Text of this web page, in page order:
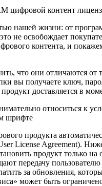
цифровой контент
нашей жизни: от
не освобождает
контента, и
что они отличаются
вы получаете ключ,
доставляется в
относиться к
шрифте
продукта
License Agreement).
продукт только на
передачу
за обновления,
может быть